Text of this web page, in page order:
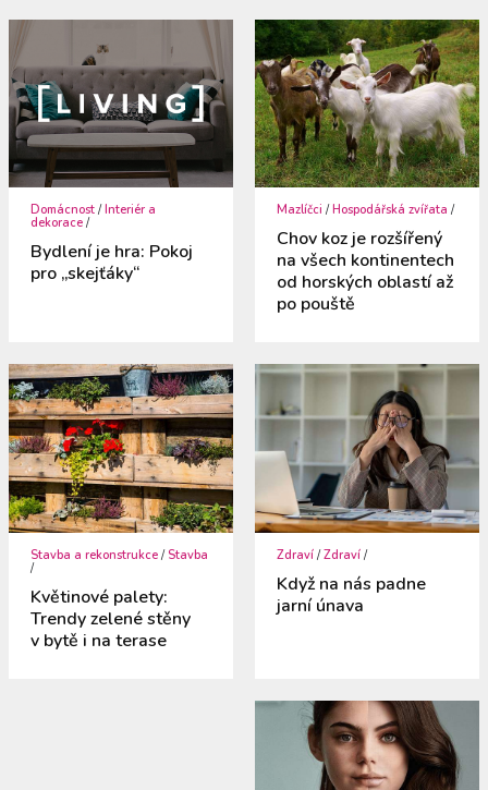
Domácnost /Interiér a
dekorace /
Bydlení je hra: Pokoj
pro „skejťáky“
Mazlíčci /Hospodářská zvířata /
Chov koz je rozšířený
na všech kontinentech
od horských oblastí až
po pouště
Stavba a rekonstrukce / Stavba
/
Květinové palety:
Trendy zelené stěny
v bytě i na terase
Zdraví /Zdraví /
Když na nás padne
jarní únava